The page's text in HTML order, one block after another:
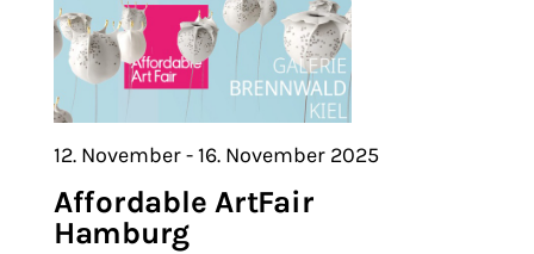
12. November - 16. November 2025
Affordable ArtFair
Hamburg